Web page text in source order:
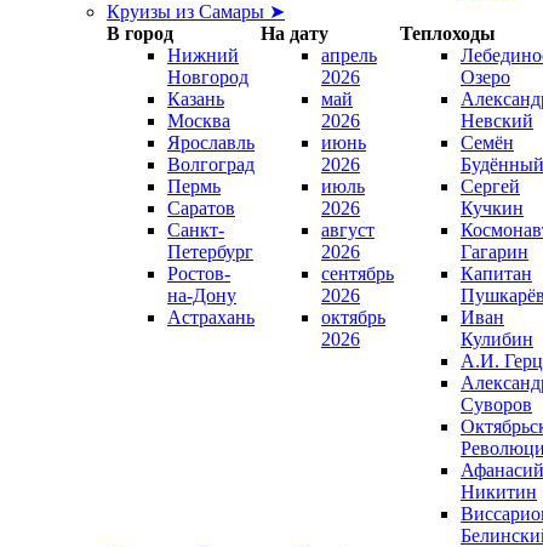
Круизы из Самары ➤
В город
На дату
Теплоходы
Нижний
Новгород
Казань
Москва
Ярославль
Волгоград
Пермь
Саратов
Санкт-
Петербург
Ростов-
на-Дону
Астрахань
апрель
2026
май
2026
июнь
2026
июль
2026
август
2026
сентябрь
2026
октябрь
2026
Озеро
Невский
Семён
Будённый
Сергей
Кучкин
Гагарин
Капитан
Иван
Кулибин
А.И.
Суворов
Афанасий
Никитин